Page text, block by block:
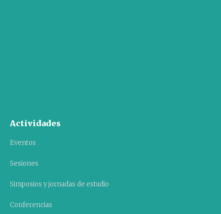
Actividades
Eventos
Sesiones
Simposios y jornadas de estudio
Conferencias